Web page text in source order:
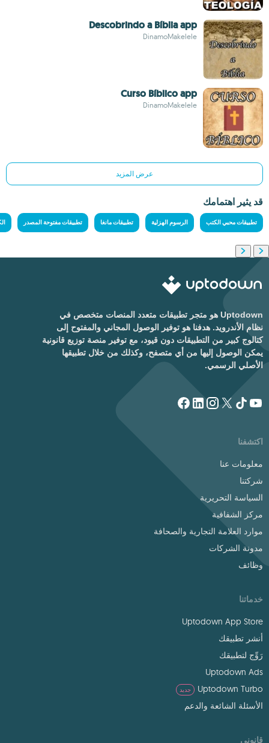
Descobrindo a Bíblia app
DinamoMakelele
Curso Bíblico app
DinamoMakelele
عرض المزيد
قد يثير اهتمامك
تطبيقات محبي الكتب الرسوم الهزلية تطبيقات مانغا تطبيقات مفتوحة المصدر
Uptodown هو متجر تطبيقات متعدد المنصات متخصص في
نظام الأندرويد. هدفنا هو توفير الوصول المجاني والمفتوح إلى
كتالوج كبير من التطبيقات دون قيود، مع توفير منصة توزيع قانونية
يمكن الوصول إليها من أي متصفح، وكذلك من خلال تطبيقها
الأصلي الرسمي.
اكتشفنا
معلومات عنا
شركتنا
السياسة التحريرية
مركز الشفافية
موارد العلامة التجارية والصحافة
مدونة الشركات
وظائف
خدماتنا
Uptodown App Store
أنشر تطبيقك
رَوِّج لتطبيقك
Uptodown Ads
Uptodown Turbo
جديد
الأسئلة الشائعة والدعم
قانوني